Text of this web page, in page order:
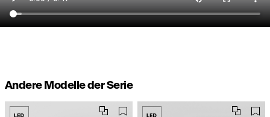
Andere Modelle der Serie